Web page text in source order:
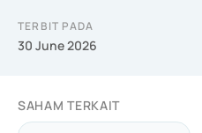
TERBIT PADA
30 June 2026
SAHAM TERKAIT